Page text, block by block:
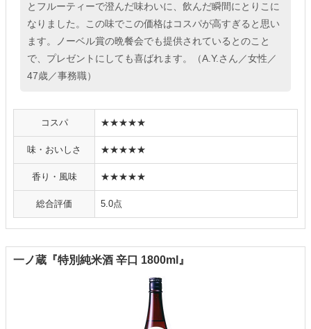
とフルーティーで澄んだ味わいに、飲んだ瞬間にとりこに
なりました。この味でこの価格はコスパが高すぎると思い
ます。ノーベル賞の晩餐会でも提供されているとのこと
で、プレゼントにしても喜ばれます。（A.Y.さん／女性／
47歳／事務職）
コスパ ★★★★★
味・おいしさ ★★★★★
香り・風味 ★★★★★
総合評価 5.0点
一ノ蔵『特別純米酒 辛口 1800ml』